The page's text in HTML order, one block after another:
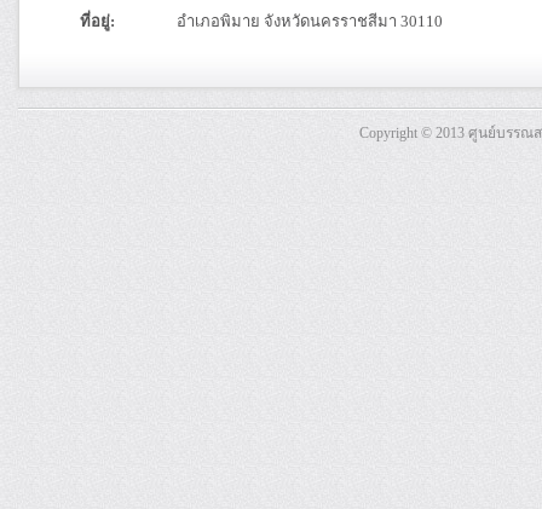
ที่อยู่: อำเภอพิมาย จังหวัดนครราชสีมา 30110
Copyright © 2013 ศูนย์บรร